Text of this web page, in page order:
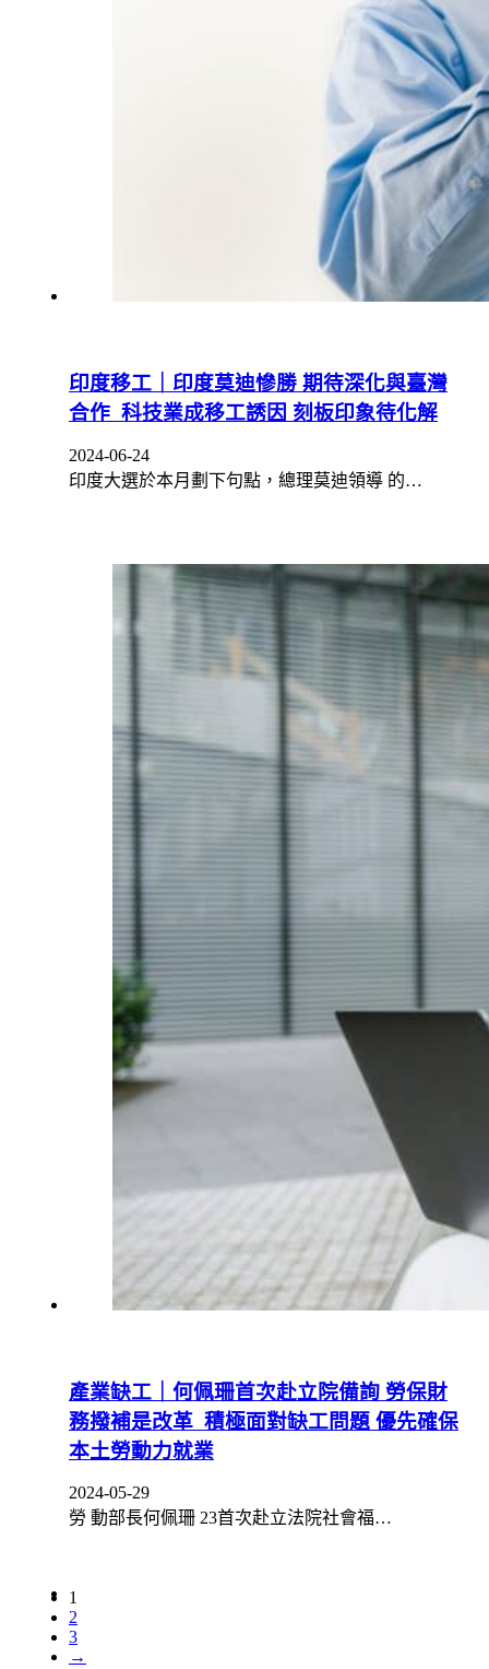
印度移工｜印度莫迪慘勝 期待深化與臺灣
合作 科技業成移工誘因 刻板印象待化解
2024-06-24
印度大選於本月劃下句點，總理莫迪領導 的…
產業缺工｜何佩珊首次赴立院備詢 勞保財
務撥補是改革 積極面對缺工問題 優先確保
本土勞動力就業
2024-05-29
勞 動部長何佩珊 23首次赴立法院社會福…
1
2
3
→